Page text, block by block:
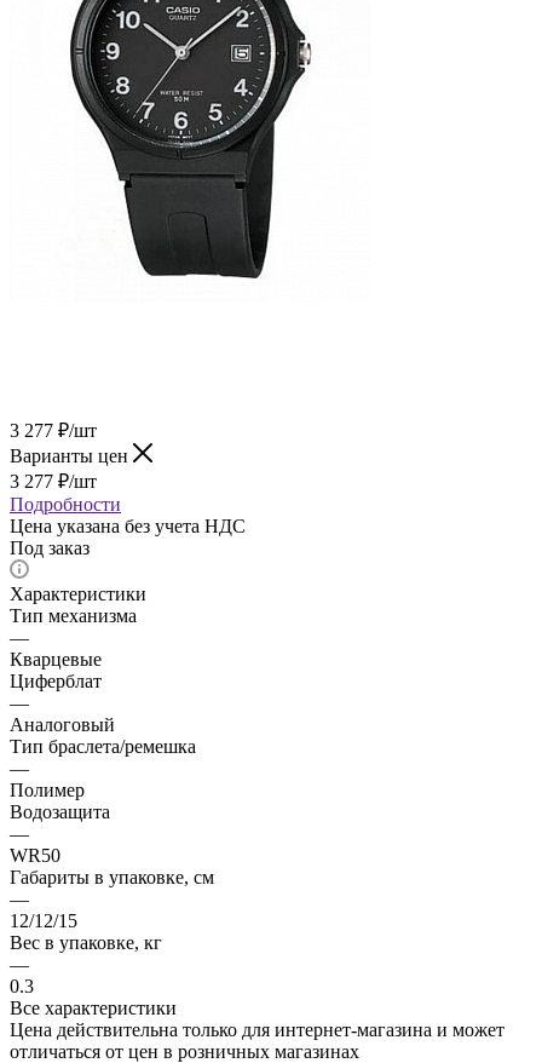
3 277 ₽/шт
Варианты цен
3 277 ₽/шт
Подробности
Цена указана без учета НДС
Под заказ
Характеристики
Тип механизма
—
Кварцевые
Циферблат
—
Аналоговый
Тип браслета/ремешка
—
Полимер
Водозащита
—
WR50
Габариты в упаковке, см
—
12/12/15
Вес в упаковке, кг
—
0.3
Все характеристики
Цена действительна только для интернет-магазина и может
отличаться от цен в розничных магазинах